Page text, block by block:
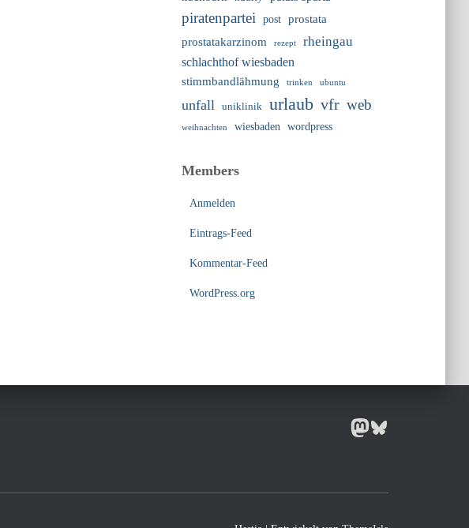
piratenpartei post
prostata
prostatakarzinom
rezept rheingau
schlachthof wiesbaden
stimmbandlähmung trinken ubuntu
unfall uniklinik urlaub vfr web
weihnachten wiesbaden wordpress
Members
Anmelden
Eintrags-Feed
Kommentar-Feed
WordPress.org
MASTODON